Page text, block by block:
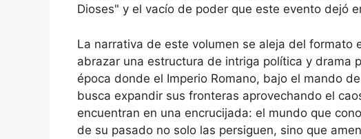
Dioses" y el vacío de poder que este evento dejó
La narrativa de este volumen se aleja del formato
abrazar una estructura de intriga política y drama
época donde el Imperio Romano, bajo el mando
busca expandir sus fronteras aprovechando el
encuentran en una encrucijada: el mundo que
de su pasado no solo las persiguen, sino que